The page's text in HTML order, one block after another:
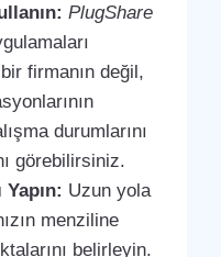
PlugShare
firmanın değil,
durumlarını
görebilirsiniz.
Uzun yola
menziline
belirleyin.